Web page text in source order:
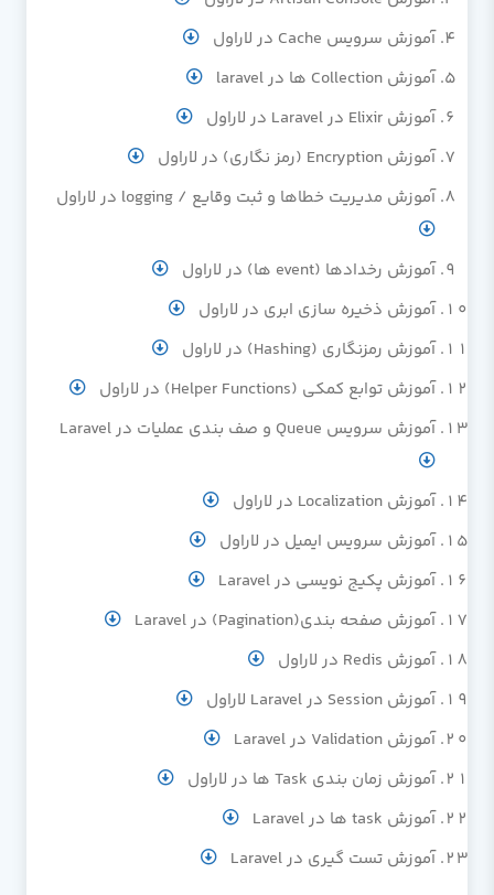
آموزش سرویس Cache در لاراول
آموزش Collection ها در laravel
آموزش Elixir در Laravel در لاراول
آموزش Encryption (رمز نگاری) در لاراول
آموزش مدیریت خطاها و ثبت وقایع / logging در لاراول
آموزش رخدادها (event ها) در لاراول
آموزش ذخیره سازی ابری در لاراول
آموزش رمزنگاری (Hashing) در لاراول
آموزش توابع کمکی (Helper Functions) در لاراول
آموزش سرویس Queue و صف بندی عملیات در Laravel
آموزش Localization در لاراول
آموزش سرویس ایمیل در لاراول
آموزش پکیج نویسی در Laravel
آموزش صفحه بندی(Pagination) در Laravel
آموزش Redis در لاراول
آموزش Session در Laravel لاراول
آموزش Validation در Laravel
آموزش زمان بندی Task ها در لاراول
آموزش task ها در Laravel
آموزش تست گیری در Laravel